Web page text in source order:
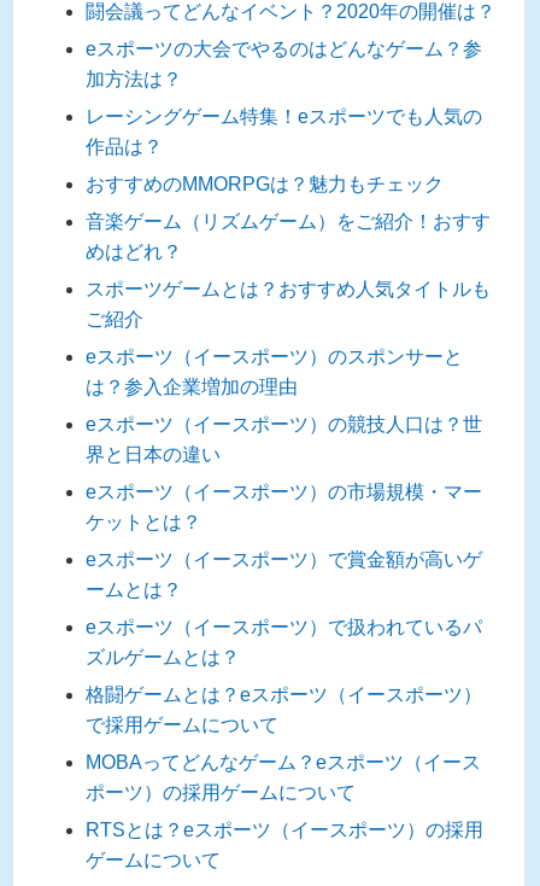
闘会議ってどんなイベント？2020年の開催は？
eスポーツの大会でやるのはどんなゲーム？参
加方法は？
レーシングゲーム特集！eスポーツでも人気の
作品は？
おすすめのMMORPGは？魅力もチェック
音楽ゲーム（リズムゲーム）をご紹介！おすす
めはどれ？
スポーツゲームとは？おすすめ人気タイトルも
ご紹介
eスポーツ（イースポーツ）のスポンサーと
は？参入企業増加の理由
eスポーツ（イースポーツ）の競技人口は？世
界と日本の違い
eスポーツ（イースポーツ）の市場規模・マー
ケットとは？
eスポーツ（イースポーツ）で賞金額が高いゲ
ームとは？
eスポーツ（イースポーツ）で扱われているパ
ズルゲームとは？
格闘ゲームとは？eスポーツ（イースポーツ）
で採用ゲームについて
MOBAってどんなゲーム？eスポーツ（イース
ポーツ）の採用ゲームについて
RTSとは？eスポーツ（イースポーツ）の採用
ゲームについて